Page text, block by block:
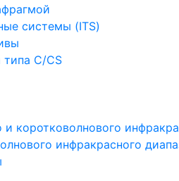
системы (ITS)
C/CS
коротковолнового
инфракрасного